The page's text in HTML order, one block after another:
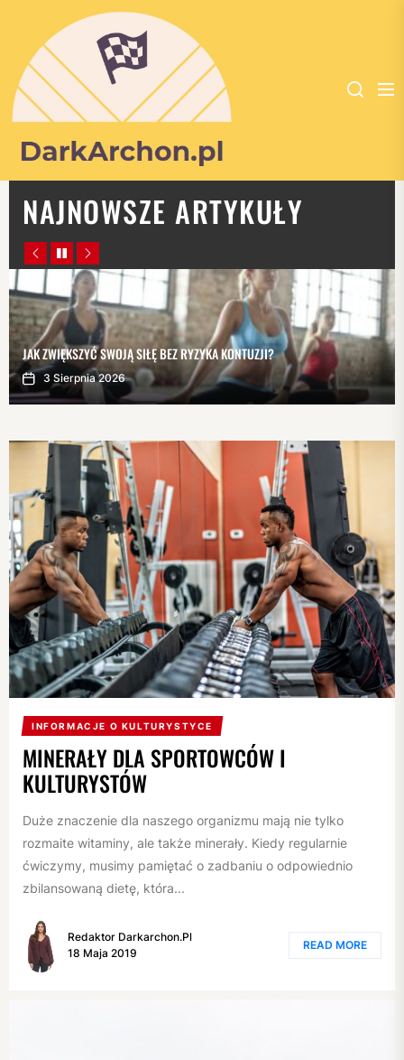
DARK
ARCHON
PORTAL
POŚWIĘCONY
DLA
WSZYSTKICH
W
KULTURYSTYCE
NAJNOWSZE ARTYKUŁY
JAK ZWIĘKSZYĆ SWOJĄ SIŁĘ BEZ RYZYKA KONTUZJI?
3 Sierpnia 2026
INFORMACJE O KULTURYSTYCE
MINERAŁY DLA SPORTOWCÓW I
KULTURYSTÓW
Duże znaczenie dla naszego organizmu mają nie tylko
rozmaite witaminy, ale także minerały. Kiedy regularnie
ćwiczymy, musimy pamiętać o zadbaniu o odpowiednio
zbilansowaną dietę, która...
Redaktor Darkarchon.pl
18 Maja 2019
READ MORE